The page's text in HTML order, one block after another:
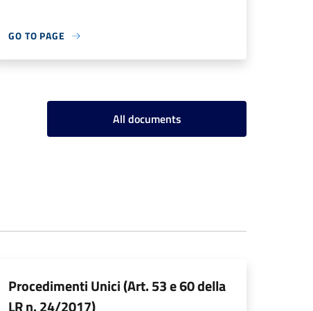
GO TO PAGE
All documents
Procedimenti Unici (Art. 53 e 60 della
LR n. 24/2017)